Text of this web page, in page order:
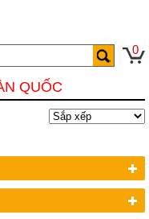
0
QUỐC